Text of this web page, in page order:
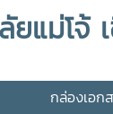
แม่โจ้
กล่องเอก